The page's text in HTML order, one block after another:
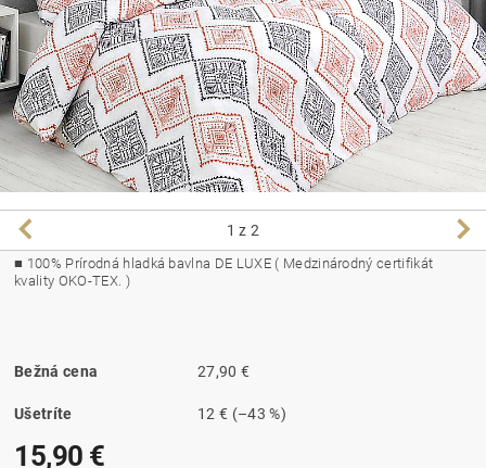
1 z 2
■ 100% Prírodná hladká bavlna DE LUXE ( Medzinárodný certifikát
kvality OKO-TEX. )
Bežná cena 27,90 €
Ušetríte 12 € (–43 %)
15,90 €